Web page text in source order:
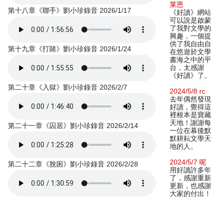
第十八章《聯手》劉小珍錄音 2026/1/17
第十九章《打賭》劉小珍錄音 2026/1/24
第二十章《入獄》劉小珍錄音 2026/2/7
第二十一章《囚居》劉小珍錄音 2026/2/14
第二十二章《脫困》劉小珍錄音 2026/2/28
莱恩
《好讀》網站
可以說是啟蒙
了我對文學的
興趣，一個提
供了我自由自
在悠遊於文學
書海之中的平
台，太感謝
《好讀》了。
2024/5/8 rc
去年偶然發現
好讀，覺得這
裡根本是寶藏
天地！謝謝每
一位在幕後默
默耕耘文學天
地的人。
2024/5/7 呢
用好讀許多年
了，感謝重新
更新，也感謝
大家的付出！